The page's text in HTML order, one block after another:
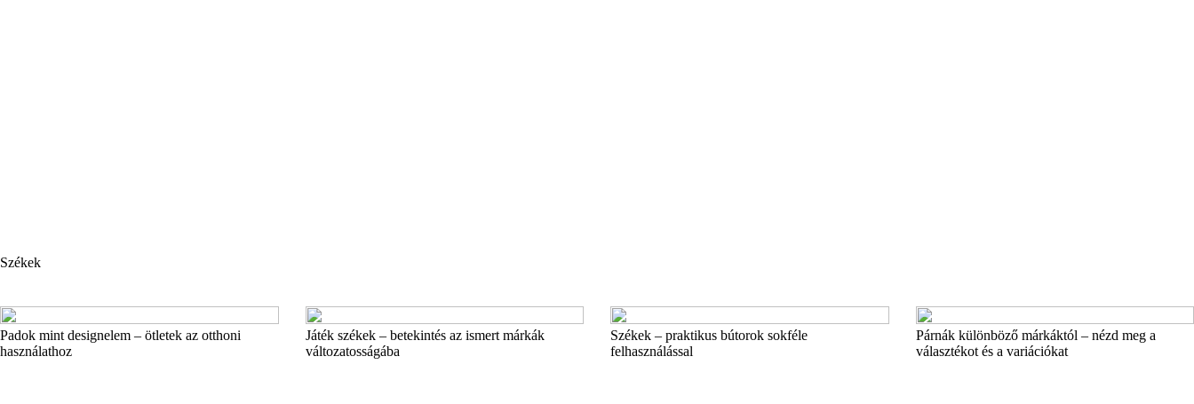
Székek
Padok mint designelem – ötletek az otthoni
használathoz
Játék székek – betekintés az ismert márkák
változatosságába
Székek – praktikus bútorok sokféle
felhasználással
Párnák különböző márkáktól – nézd meg a
választékot és a variációkat